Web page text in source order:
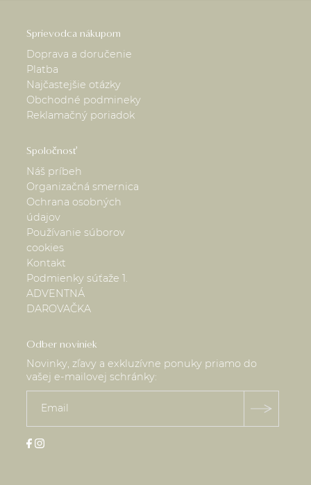
Sprievodca nákupom
Doprava a doručenie
Platba
Najčastejšie otázky
Obchodné podmineky
Reklamačný poriadok
Spoločnosť
Náš príbeh
Organizačná smernica
Ochrana osobných
údajov
Používanie súborov
cookies
Kontakt
Podmienky súťaže 1.
ADVENTNÁ
DAROVAČKA
Odber noviniek
Novinky, zľavy a exkluzívne ponuky priamo do
vašej e-mailovej schránky: